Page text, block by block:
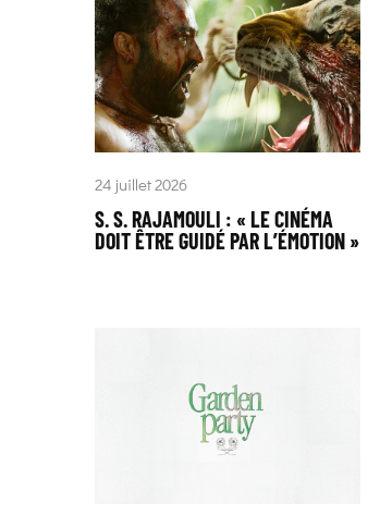
24 juillet 2026
S. S. RAJAMOULI : « LE CINÉMA
DOIT ÊTRE GUIDÉ PAR L’ÉMOTION »